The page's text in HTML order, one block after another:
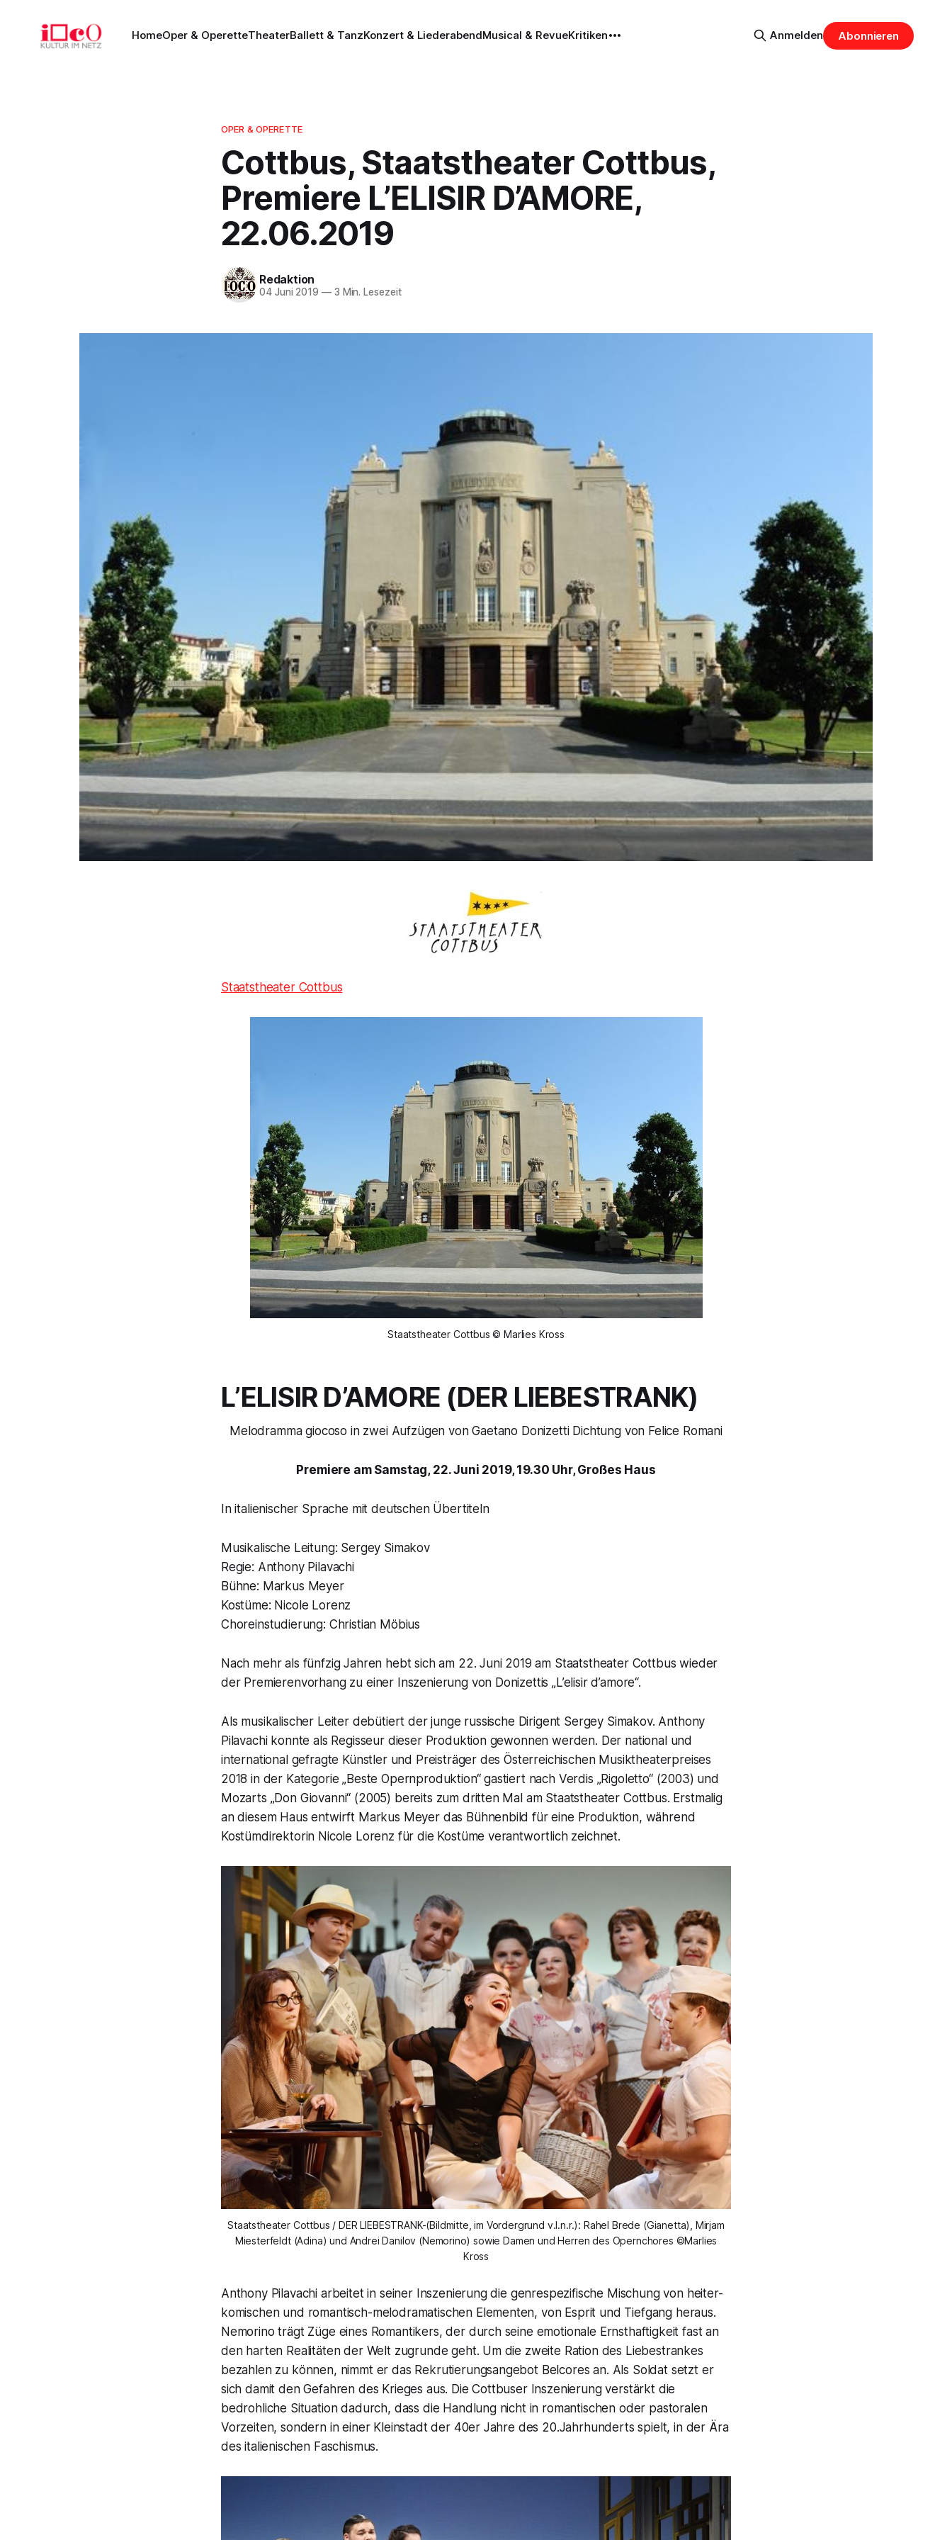
HomeOper & OperetteTheaterBallett & TanzKonzert & LiederabendMusical & RevueKritiken Anmelden Abonnieren
OPER & OPERETTE
Cottbus, Staatstheater Cottbus,
Premiere L’ELISIR D’AMORE,
22.06.2019
Redaktion
04 Juni 2019 —3 Min. Lesezeit
Staatstheater Cottbus
Staatstheater Cottbus © Marlies Kross
L’ELISIR D’AMORE (DER LIEBESTRANK)
Melodramma giocoso in zwei Aufzügen von Gaetano Donizetti Dichtung von Felice Romani
Premiere am Samstag, 22. Juni 2019, 19.30 Uhr, Großes Haus
In italienischer Sprache mit deutschen Übertiteln
Musikalische Leitung: Sergey Simakov
Regie: Anthony Pilavachi
Bühne: Markus Meyer
Kostüme: Nicole Lorenz
Choreinstudierung: Christian Möbius
Nach mehr als fünfzig Jahren hebt sich am 22. Juni 2019 am Staatstheater Cottbus wieder
der Premierenvorhang zu einer Inszenierung von Donizettis „L’elisir d’amore“.
Als musikalischer Leiter debütiert der junge russische Dirigent Sergey Simakov. Anthony
Pilavachi konnte als Regisseur dieser Produktion gewonnen werden. Der national und
international gefragte Künstler und Preisträger des Österreichischen Musiktheaterpreises
2018 in der Kategorie „Beste Opernproduktion“ gastiert nach Verdis „Rigoletto“ (2003) und
Mozarts „Don Giovanni“ (2005) bereits zum dritten Mal am Staatstheater Cottbus. Erstmalig
an diesem Haus entwirft Markus Meyer das Bühnenbild für eine Produktion, während
Kostümdirektorin Nicole Lorenz für die Kostüme verantwortlich zeichnet.
Staatstheater Cottbus / DER LIEBESTRANK-(Bildmitte, im Vordergrund v.l.n.r.): Rahel Brede (Gianetta), Mirjam
Miesterfeldt (Adina) und Andrei Danilov (Nemorino) sowie Damen und Herren des Opernchores ©Marlies
Kross
Anthony Pilavachi arbeitet in seiner Inszenierung die genrespezifische Mischung von heiter-
komischen und romantisch-melodramatischen Elementen, von Esprit und Tiefgang heraus.
Nemorino trägt Züge eines Romantikers, der durch seine emotionale Ernsthaftigkeit fast an
den harten Realitäten der Welt zugrunde geht. Um die zweite Ration des Liebestrankes
bezahlen zu können, nimmt er das Rekrutierungsangebot Belcores an. Als Soldat setzt er
sich damit den Gefahren des Krieges aus. Die Cottbuser Inszenierung verstärkt die
bedrohliche Situation dadurch, dass die Handlung nicht in romantischen oder pastoralen
Vorzeiten, sondern in einer Kleinstadt der 40er Jahre des 20.Jahrhunderts spielt, in der Ära
des italienischen Faschismus.